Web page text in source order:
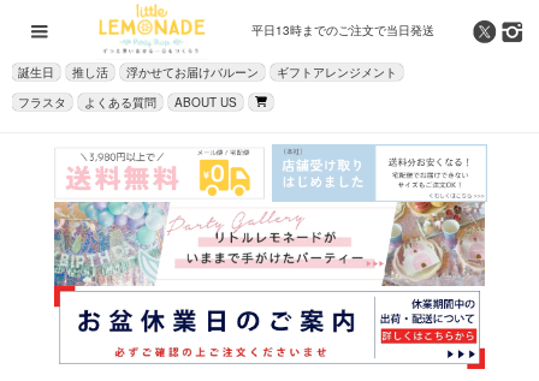
平日13時までのご注文で当日発送
誕生日 推し活 浮かせてお届けバルーン
ギフトアレンジメント
フラスタ
よくある質問 ABOUT US